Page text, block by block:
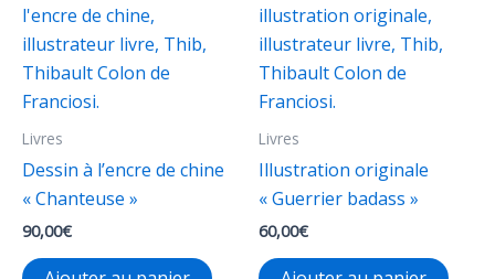
Livres
Dessin à l’encre de chine
« Chanteuse »
90,00€
Livres
Illustration originale
« Guerrier badass »
60,00€